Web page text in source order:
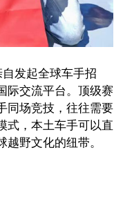
发起全球车手招
际交流平台。顶级赛
同场竞技，往往需要
式，本土车手可以直
野文化的纽带。